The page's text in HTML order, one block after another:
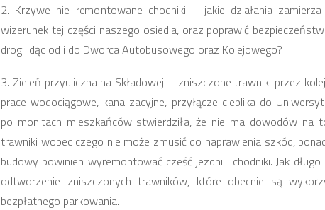
2. Krzywe nie remontowane chodniki – jakie działania
wizerunek tej części naszego osiedla, oraz poprawić
drogi idąc od i do Dworca Autobusowego oraz Kolejowego?
3. Zieleń przyuliczna na Składowej – zniszczone trawniki przez
prace wodociągowe, kanalizacyjne, przyłącze cieplika do
po monitach mieszkańców stwierdziła, że nie ma dowodów na
trawniki wobec czego nie może zmusić do naprawienia szkód,
budowy powinien wyremontować cześć jezdni i chodniki. Jak
odtworzenie zniszczonych trawników, które obecnie są
bezpłatnego parkowania.